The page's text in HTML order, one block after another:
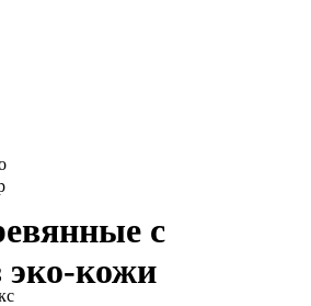
с
эко-кожи